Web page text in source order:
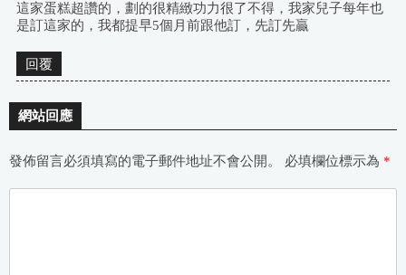
這家蛋糕超讚的，劃的很精緻功力很了不得，我家兒子每年也
是訂這家的，我都提早5個月前跟他訂，先訂先贏
回覆
網站回應
發佈留言必須填寫的電子郵件地址不會公開。 必填欄位標示為 *